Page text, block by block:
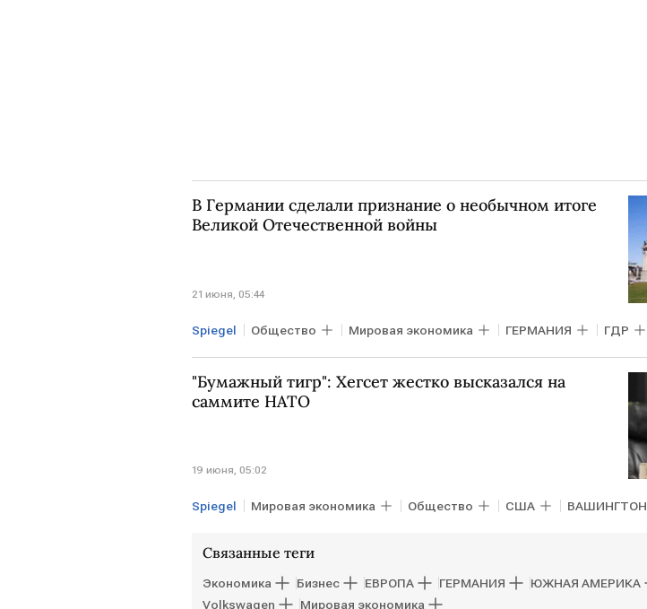
В Германии сделали признание о необычном итоге
Великой Отечественной войны
21 июня, 05:44
Spiegel Общество Мировая экономика ГЕРМАНИЯ ГДР
"Бумажный тигр": Хегсет жестко высказался на
саммите НАТО
19 июня, 05:02
Spiegel Мировая экономика Общество США ВАШИНГТОН
Связанные теги
Экономика Бизнес ЕВРОПА ГЕРМАНИЯ ЮЖНАЯ АМЕРИКА
Volkswagen
Мировая экономика